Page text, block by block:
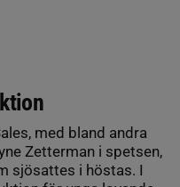
med bland andra
Zetterman i spetsen,
sjösattes i höstas. I